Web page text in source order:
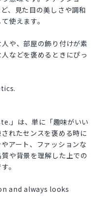
、見た目の美しさや調和
使えます。
や、部屋の飾り付けが素
などを褒めるときにぴっ
」は、単に「趣味がいい
れたセンスを褒める時に
アート、ファッションな
や背景を理解した上での
。
and always looks